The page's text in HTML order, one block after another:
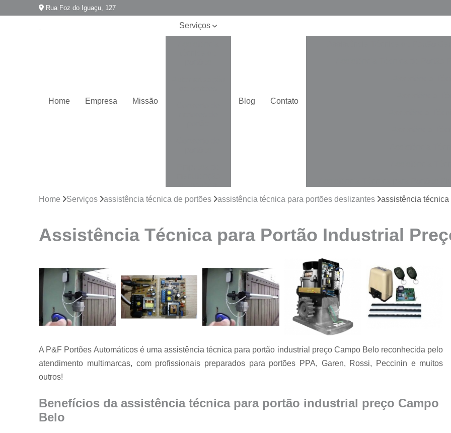
Rua Foz do Iguaçu, 127
Home Empresa Missão
Serviços
de portões
Empresa para
Instalação de
motores para
Instalação de
portões
Manutenção
de motores
Manutenção
Manutenção
em portões
Blog Contato
Automatização de Portão de
Automatização de Portão Ppa
Automatização para Portão
Automatizar Portão 2 Folhas
Conserto de Motor de
Conserto de Motor Portão
Conserto Motor Portão
Conserto Placa Motor de Portão
Conserto de
Conserto de
Home Serviços assistência técnica de portões assistência técnica para portões deslizantes assistência
Assistência Técnica para Portão Industrial
A P&F Portões Automáticos é uma assistência técnica para portão industrial preço Campo Belo reconhecida pelo
atendimento multimarcas, com profissionais preparados para portões PPA, Garen, Rossi, Peccinin e muitos
outros!
Benefícios da assistência técnica para portão industrial preço Campo
Belo